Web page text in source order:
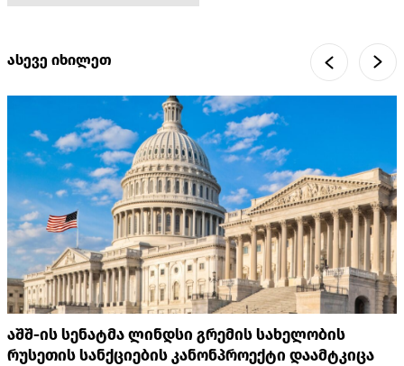
ასევე იხილეთ
აშშ-ის სენატმა ლინდსი გრემის სახელობის
რუსეთის სანქციების კანონპროექტი დაამტკიცა